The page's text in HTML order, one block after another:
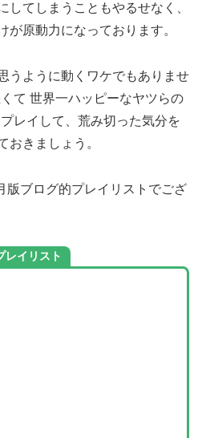
してしまうこともやるせなく、
が原動力になっております。
うように動くワケでもありませ
て 世界一ハッピーなヤツらの
レイして、荒み切った気分を
おきましょう。
版ブログ的プレイリストでござ
レイリスト